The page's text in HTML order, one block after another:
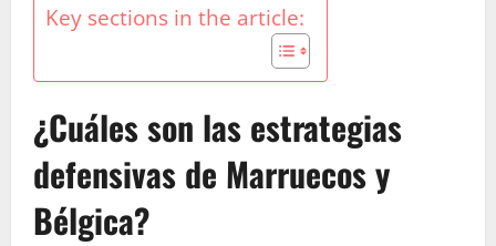
Key sections in the article:
¿Cuáles son las estrategias
defensivas de Marruecos y
Bélgica?